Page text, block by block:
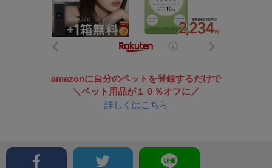
amazonに自分のペットを登録するだけで
＼ペット用品が１０％オフに／
詳しくはこちら